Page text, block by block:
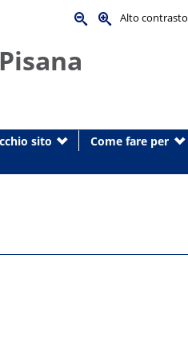
Alto contrasto
sito Come fare per